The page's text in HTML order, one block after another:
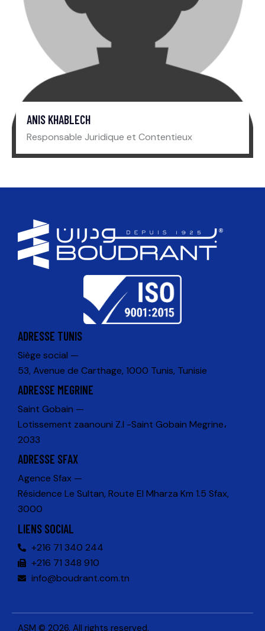
ANIS KHABLECH
Responsable Juridique et Contentieux
ADRESSE TUNIS
Siège social —
53, Avenue de Carthage, 1000 Tunis, Tunisie
ADRESSE MEGRINE
Saint Gobain —
Lotissement zaanouni Z.I -Saint Gobain Megrine،
2033
ADRESSE SFAX
Agence Sfax —
Résidence Le Sultan, Route El Mharza Km 1.5 Sfax,
3000
LIENS SOCIAL
+216 71 340 244
+216 71 348 910
info@boudrant.com.tn
ASM © 2026. All rights reserved.